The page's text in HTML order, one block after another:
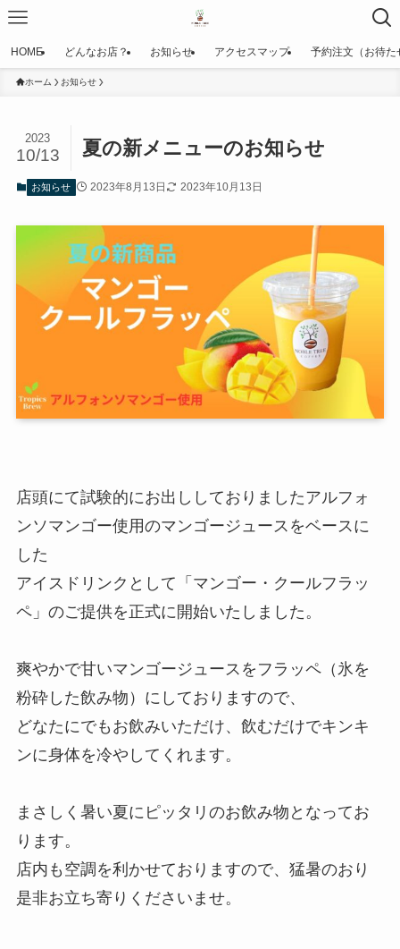
HOME どんなお店？ お知らせ アクセスマップ 予約注文（お待た
ホーム お知らせ
夏の新メニューのお知らせ
2023
10/13
お知らせ 2023年8月13日 2023年10月13日
店頭にて試験的にお出ししておりましたアルフォ
ンソマンゴー使用のマンゴージュースをベースに
した
アイスドリンクとして「マンゴー・クールフラッ
ペ」のご提供を正式に開始いたしました。
爽やかで甘いマンゴージュースをフラッペ（氷を
粉砕した飲み物）にしておりますので、
どなたにでもお飲みいただけ、飲むだけでキンキ
ンに身体を冷やしてくれます。
まさしく暑い夏にピッタリのお飲み物となってお
ります。
店内も空調を利かせておりますので、猛暑のおり
是非お立ち寄りくださいませ。